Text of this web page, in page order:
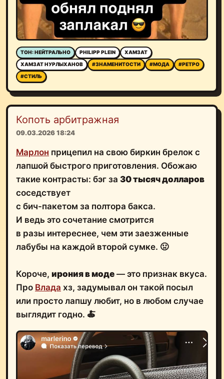
ТОН: НЕЙТРАЛЬНО PHILIPP PLEIN
ХАМЗАТ
ХАМЗАТ НУРЛЫХАНОВ
#ЗНАМЕНИТОСТИ #МОДА
#РЕТРО
#СТИЛЬ
Копоть арбитражная
09.03.2026 18:24
Марлон прицепил на свою биркин брелок с
лапшой быстрого приготовления. Обожаю
такие контрасты: бэг за 30 тысяч долларов
соседствует
с бич-пакетом за полтора бакса.
И ведь это сочетание смотрится
в разы интереснее, чем эти заезженные
лабубы на каждой второй сумке. 🤢
Короче, ирония в моде — это признак вкуса.
Про Влада хз, задумывал он такой посыл
или просто лапшу любит, но в любом случае
выглядит годно. 🍝